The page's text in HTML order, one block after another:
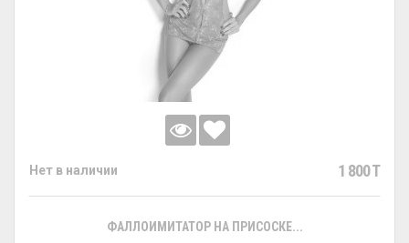
Нет в наличии 1 800 T
ФАЛЛОИМИТАТОР НА ПРИСОСКЕ...